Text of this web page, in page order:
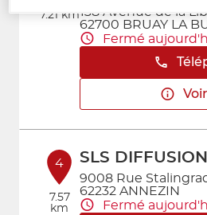
7.21 km138 Avenue de la
62700 BRUAY LA
Fermé
4
7.57
km
SLS DIFFUSION
9008 Rue
62232 ANNEZIN
Fermé